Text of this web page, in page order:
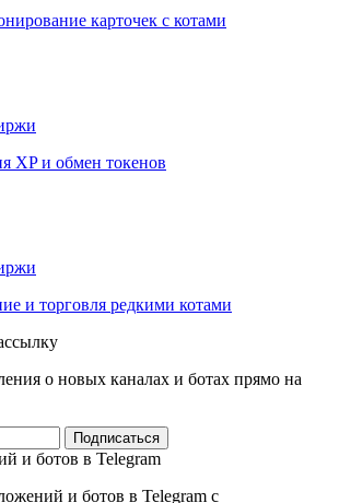
карточек с котами
XP и обмен токенов
и торговля редкими котами
о новых каналах и ботаx прямо на
Подписаться
и ботов в Telegram
и ботов в Telegram с